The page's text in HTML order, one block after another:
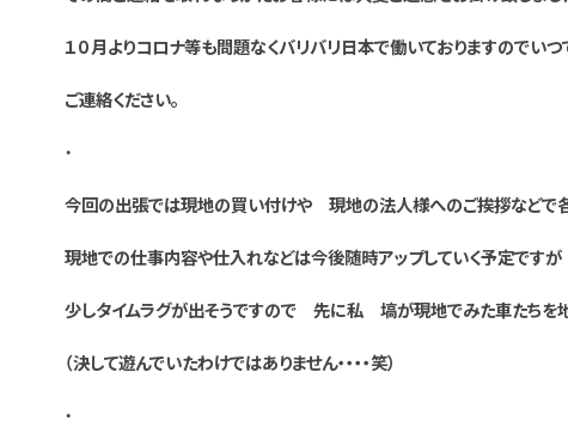
１０月よりコロナ等も問題なくバリバリ日本で働いておりますのでいつ
ご連絡ください。
・
今回の出張では現地の買い付けや 現地の法人様へのご挨拶などで各
現地での仕事内容や仕入れなどは今後随時アップしていく予定ですが
少しタイムラグが出そうですので 先に私 塙が現地でみた車たちを地
（決して遊んでいたわけではありません・・・・笑）
・